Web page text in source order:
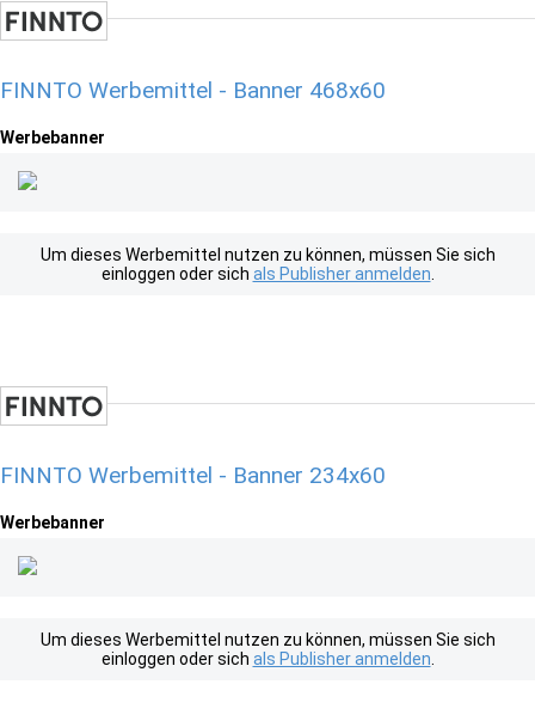
FINNTO Werbemittel - Banner 468x60
Werbebanner
Um dieses Werbemittel nutzen zu können, müssen Sie sich
einloggen oder sich als Publisher anmelden
FINNTO Werbemittel - Banner 234x60
Werbebanner
Um dieses Werbemittel nutzen zu können, müssen Sie sich
einloggen oder sich als Publisher anmelden